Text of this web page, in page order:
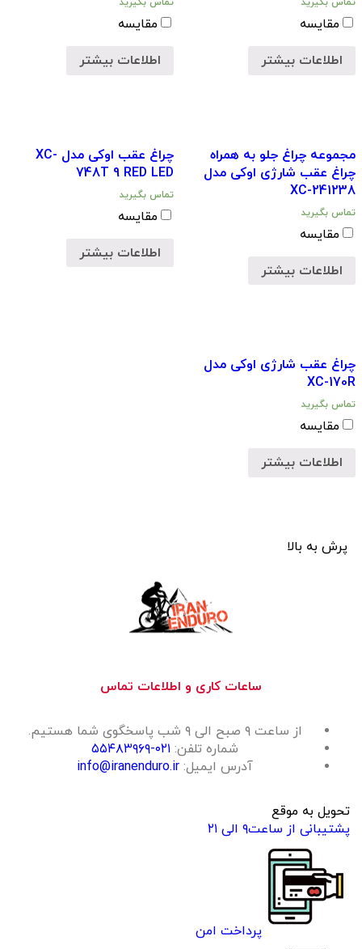
تماس بگیرید
مقایسه
اطلاعات بیشتر
تماس بگیرید
مقایسه
اطلاعات بیشتر
مجموعه چراغ جلو به همراه
چراغ عقب شارژی اوکی مدل
XC-241238
تماس بگیرید
مقایسه
اطلاعات بیشتر
چراغ عقب اوکی مدل XC-
748T 9 RED LED
تماس بگیرید
مقایسه
اطلاعات بیشتر
چراغ عقب شارژی اوکی مدل
XC-170R
تماس بگیرید
مقایسه
اطلاعات بیشتر
پرش به بالا
ساعات کاری و اطلاعات تماس
از ساعت ۹ صبح الی ۹ شب پاسخگوی شما هستیم.
شماره تلفن: ۰۲۱-۵۵۴۸۳۹۶۹
آدرس ایمیل: info@iranenduro.ir
تحویل به موقع
پشتیبانی از ساعت۹ الی ۲۱
پرداخت امن